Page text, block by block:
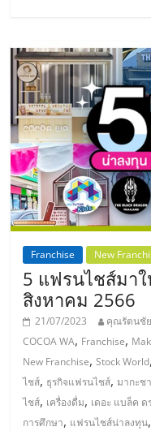
รวม
แฟ
รน
ไชส์
ขาย
แฟ
รน
ไชส์
แฟ
Franchise New
5 แฟรนไชส์มา
สิงหาคม 2566
21/07/2023 คุณรัตนชัย
COCOA WA, Franchise,
New Franchise,Stock World
ไชส์, ธุรกิจแฟรนไชส์,มากะชา
ไชส์, เครื่องดื่ม, เดอะ แบล็ค ด
การศึกษา, แฟรนไชส์น่าลงทุน,